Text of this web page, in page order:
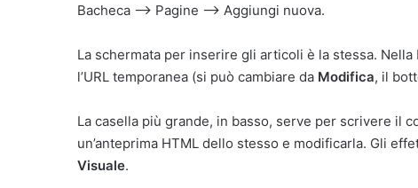
Bacheca —> Pagine —> Aggiungi nuova.
La schermata per inserire gli articoli è la stessa.
l’URL temporanea (si può cambiare da Modifica, il
La casella più grande, in basso, serve per scrivere il
un’anteprima HTML dello stesso e modificarla. Gli
Visuale.